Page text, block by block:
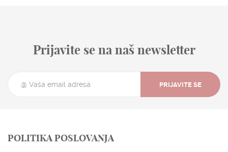
Prijavite se na naš newsletter
PRIJAVITE SE
POLITIKA POSLOVANJA